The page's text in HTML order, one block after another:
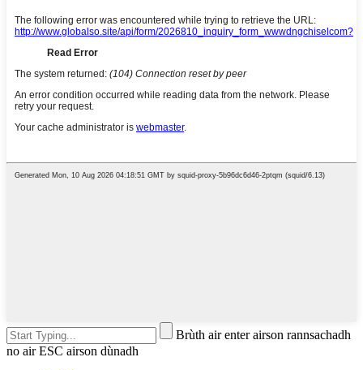
Brùth air enter airson rannsachadh
no air ESC airson dùnadh